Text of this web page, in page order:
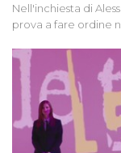
Nell'inchiesta di
prova a fare ordine
giudiziarie più
vicenda mettendo
controversi e i
fine.